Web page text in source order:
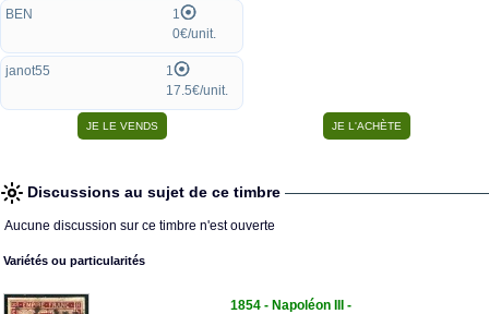
BEN
1
0€/unit.
janot55
1
17.5€/unit.
Discussions au sujet de ce timbre
Aucune discussion sur ce timbre n'est ouverte
Variétés ou particularités
1854 - Napoléon III -